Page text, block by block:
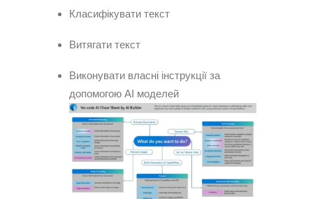
Класифікувати текст
Витягати текст
Виконувати власні інструкції за
допомогою AI моделей